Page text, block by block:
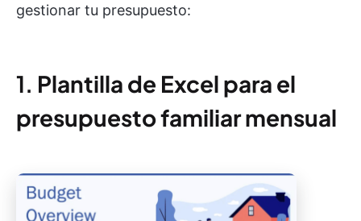
gestionar tu presupuesto:
1. Plantilla de Excel para el
presupuesto familiar mensual